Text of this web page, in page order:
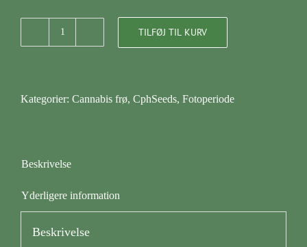
TILFØJ TIL KURV
Kategorier: Cannabis frø, CphSeeds, Fotoperiode
Beskrivelse
Yderligere information
Beskrivelse